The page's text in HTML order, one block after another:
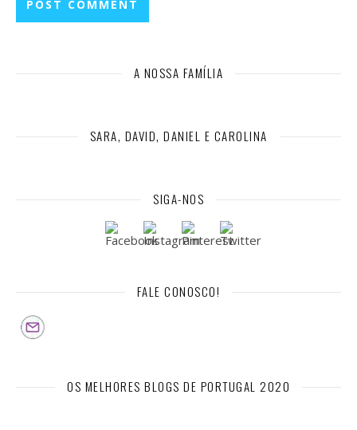
A NOSSA FAMÍLIA
SARA, DAVID, DANIEL E CAROLINA
SIGA-NOS
FALE CONOSCO!
OS MELHORES BLOGS DE PORTUGAL 2020